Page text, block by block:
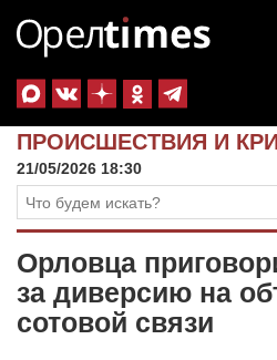
ПРОИСШЕСТВИЯ И
21/05/2026 18:30
Орловца
за диверсию на
сотовой связи